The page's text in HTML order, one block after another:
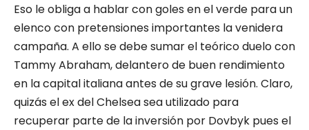
Eso le obliga a hablar con goles en el verde para un
elenco con pretensiones importantes la venidera
campaña. A ello se debe sumar el teórico duelo con
Tammy Abraham, delantero de buen rendimiento
en la capital italiana antes de su grave lesión. Claro,
quizás el ex del Chelsea sea utilizado para
recuperar parte de la inversión por Dovbyk pues el